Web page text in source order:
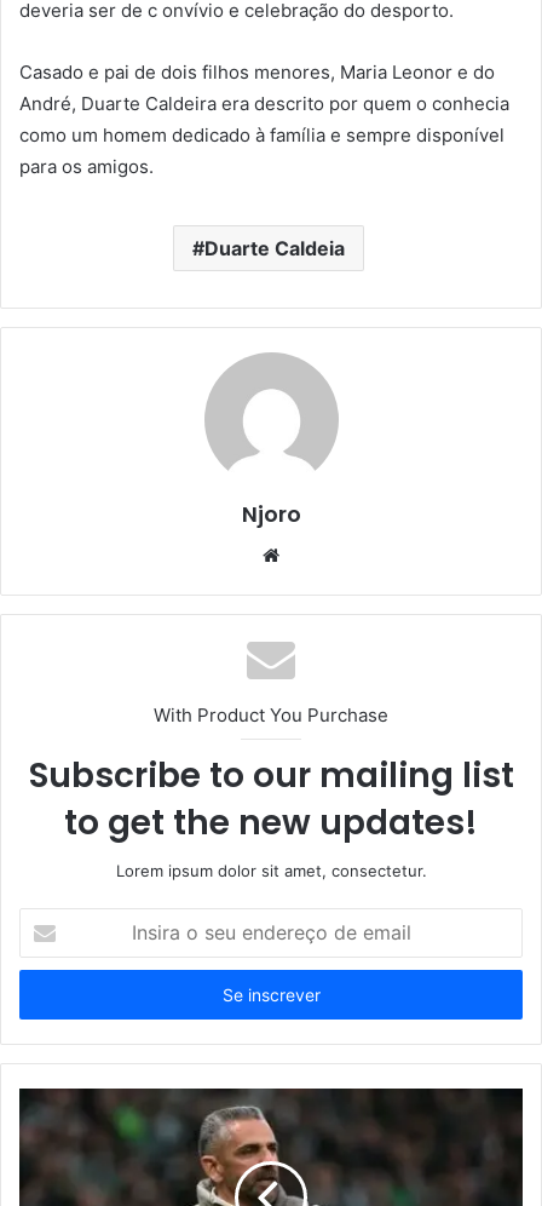
deveria ser de c onvívio e celebração do desporto.
Casado e pai de dois filhos menores, Maria Leonor e do
André, Duarte Caldeira era descrito por quem o conhecia
como um homem dedicado à família e sempre disponível
para os amigos.
Duarte Caldeia
Njoro
Website
With Product You Purchase
Subscribe to our mailing list
to get the new updates!
Lorem ipsum dolor sit amet, consectetur.
seu
de
email